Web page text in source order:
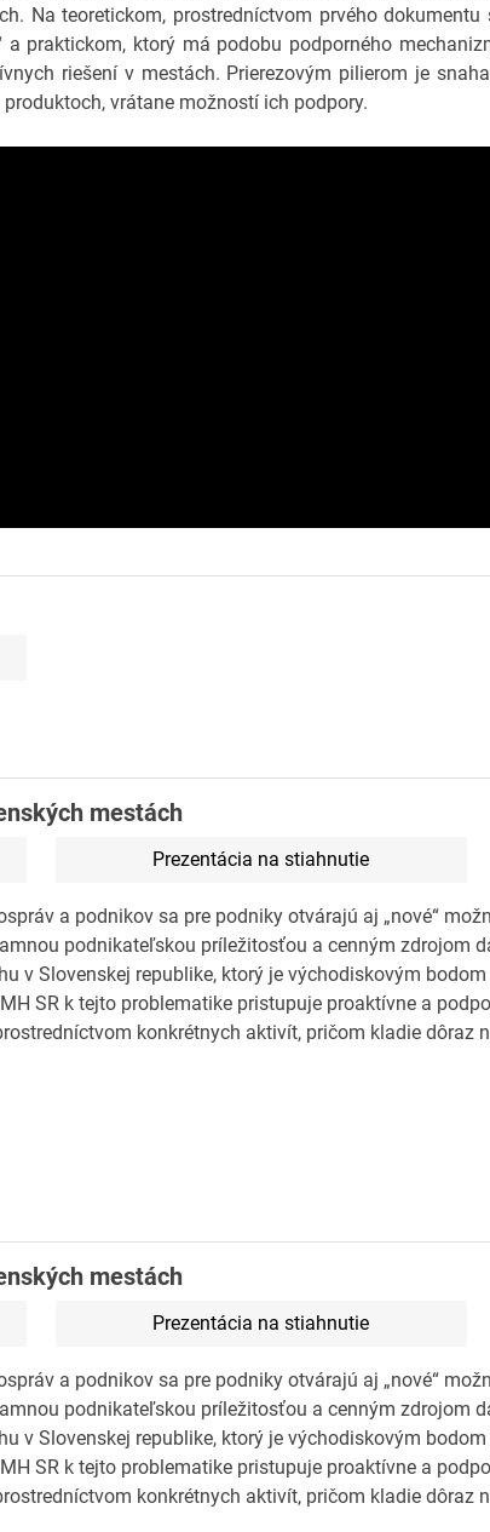
Na teoretickom, prostredníctvom prvého dokumentu
a praktickom, ktorý má podobu podporného
riešení v mestách. Prierezovým pilierom je
vrátane možností ich podpory.
mestách
Prezentácia na stiahnutie
a podnikov sa pre podniky otvárajú aj „nové“
podnikateľskou príležitosťou a cenným zdrojom
v Slovenskej republike, ktorý je východiskovým
SR k tejto problematike pristupuje proaktívne a
konkrétnych aktivít, pričom kladie dôraz
mestách
Prezentácia na stiahnutie
a podnikov sa pre podniky otvárajú aj „nové“
podnikateľskou príležitosťou a cenným zdrojom
v Slovenskej republike, ktorý je východiskovým
SR k tejto problematike pristupuje proaktívne a
konkrétnych aktivít, pričom kladie dôraz